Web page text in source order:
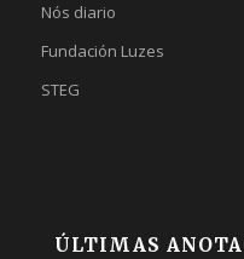
Nós diario
Fundación Luzes
STEG
ÚLTIMAS